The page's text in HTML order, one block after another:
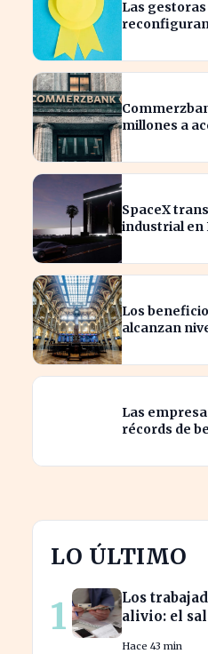
Las
nombrados?
millones a
SpaceX
industrial en
Los
alcanzan
sector
Las
récords de
LO ÚLTIMO
1
Los
alivio: el
Hace 43 min